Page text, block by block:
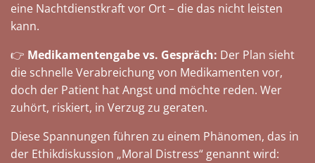
eine Nachtdienstkraft vor Ort – die das nicht leisten
kann.
👉 Medikamentengabe vs. Gespräch: Der Plan sieht
die schnelle Verabreichung von Medikamenten vor,
doch der Patient hat Angst und möchte reden. Wer
zuhört, riskiert, in Verzug zu geraten.
Diese Spannungen führen zu einem Phänomen, das in
der Ethikdiskussion „Moral Distress“ genannt wird: